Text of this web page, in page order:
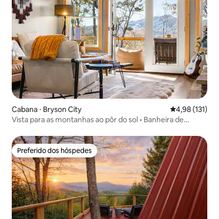
Cabana ⋅ Bryson City 4,98 de uma
4,98 (131)
Vista para as montanhas ao pôr do sol • Banheira de
Preferido dos hóspedes
Preferido dos hóspedes